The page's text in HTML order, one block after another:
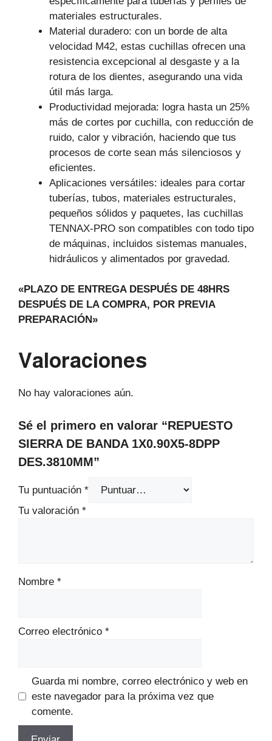
materiales estructurales.
Material duradero: con un borde de alta
velocidad M42, estas cuchillas ofrecen una
resistencia excepcional al desgaste y a la
rotura de los dientes, asegurando una vida
útil más larga.
Productividad mejorada: logra hasta un 25%
más de cortes por cuchilla, con reducción de
ruido, calor y vibración, haciendo que tus
procesos de corte sean más silenciosos y
eficientes.
Aplicaciones versátiles: ideales para cortar
tuberías, tubos, materiales estructurales,
pequeños sólidos y paquetes, las cuchillas
TENNAX-PRO son compatibles con todo tipo
de máquinas, incluidos sistemas manuales,
hidráulicos y alimentados por gravedad.
«PLAZO DE ENTREGA DESPUÉS DE 48HRS
DESPUÉS DE LA COMPRA, POR PREVIA
PREPARACIÓN»
Valoraciones
No hay valoraciones aún.
Sé el primero en valorar “REPUESTO
SIERRA DE BANDA 1X0.90X5-8DPP
DES.3810MM”
Tu puntuación *
Tu valoración *
Nombre *
Correo electrónico *
Guarda mi nombre, correo electrónico y web en
este navegador para la próxima vez que
comente.